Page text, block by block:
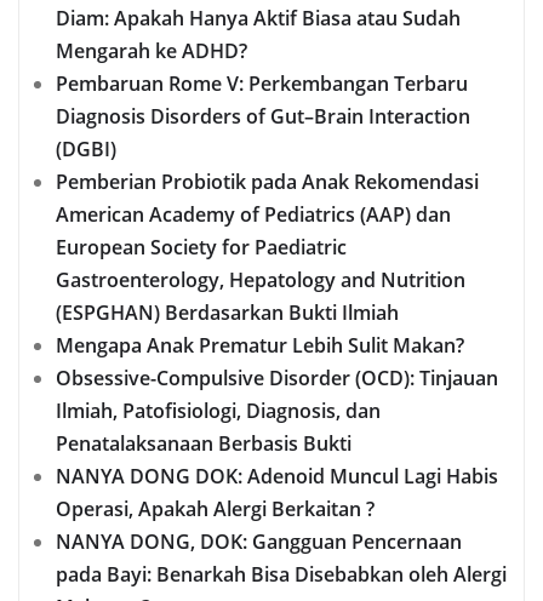
Diam: Apakah Hanya Aktif Biasa atau Sudah
Mengarah ke ADHD?
Pembaruan Rome V: Perkembangan Terbaru
Diagnosis Disorders of Gut–Brain Interaction
(DGBI)
Pemberian Probiotik pada Anak Rekomendasi
American Academy of Pediatrics (AAP) dan
European Society for Paediatric
Gastroenterology, Hepatology and Nutrition
(ESPGHAN) Berdasarkan Bukti Ilmiah
Mengapa Anak Prematur Lebih Sulit Makan?
Obsessive-Compulsive Disorder (OCD): Tinjauan
Ilmiah, Patofisiologi, Diagnosis, dan
Penatalaksanaan Berbasis Bukti
NANYA DONG DOK: Adenoid Muncul Lagi Habis
Operasi, Apakah Alergi Berkaitan ?
NANYA DONG, DOK: Gangguan Pencernaan
pada Bayi: Benarkah Bisa Disebabkan oleh Alergi